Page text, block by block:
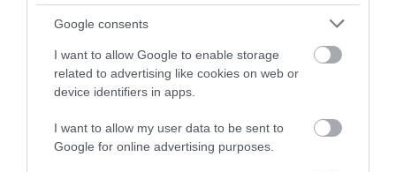
Google consents
I want to allow Google to enable storage
related to advertising like cookies on web or
device identifiers in apps.
I want to allow my user data to be sent to
Google for online advertising purposes.
Ποιοι φοιτητές θα πάρουν έως
2.500 ευρώ για τη στέγαση